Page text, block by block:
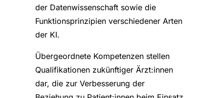
der Datenwissenschaft sowie die
Funktionsprinzipien verschiedener Arten
der KI.
Übergeordnete Kompetenzen stellen
Qualifikationen zukünftiger Ärzt:innen
dar, die zur Verbesserung der